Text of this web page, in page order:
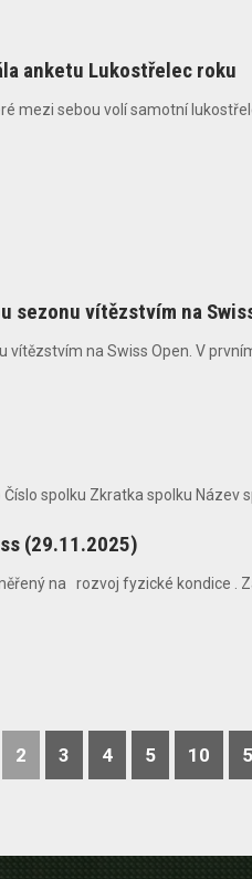
anketu Lukostřelec roku
mezi sebou volí samotní
sezonu vítězstvím na
na Swiss Open. V
spolku Zkratka spolku Název
(29.11.2025)
na rozvoj fyzické kondice .
2 3 4 5 10